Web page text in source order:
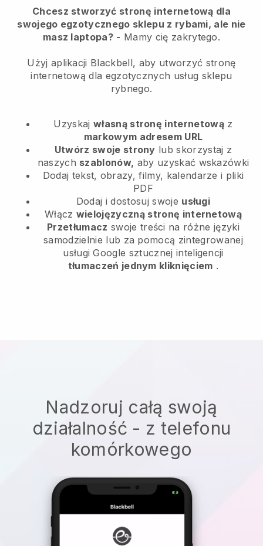
Chcesz stworzyć stronę internetową dla
swojego egzotycznego sklepu z rybami, ale nie
masz laptopa? - Mamy cię zakrytego.
Użyj aplikacji Blackbell, aby utworzyć stronę
internetową dla egzotycznych usług sklepu
rybnego.
Uzyskaj własną stronę internetowąz
markowym adresem URL
Utwórz swoje strony lub skorzystaj z
naszych szablonów, aby uzyskać wskazówki
Dodaj tekst, obrazy, filmy, kalendarze i pliki
PDF
Dodaj i dostosuj swoje usługi
Włącz wielojęzyczną stronę internetową
Przetłumacz swoje treści na różne języki
samodzielnie lub za pomocą zintegrowanej
usługi Google sztucznej inteligencji
tłumaczeń jednym kliknięciem .
Nadzoruj całą swoją
działalność - z telefonu
komórkowego